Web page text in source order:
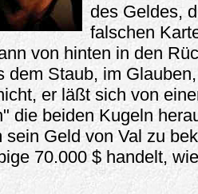
des Geldes,
falschen
von hinten in den
dem Staub, im
er läßt sich von
die beiden Kugeln
sein Geld von Val zu
70.000 $ handelt,